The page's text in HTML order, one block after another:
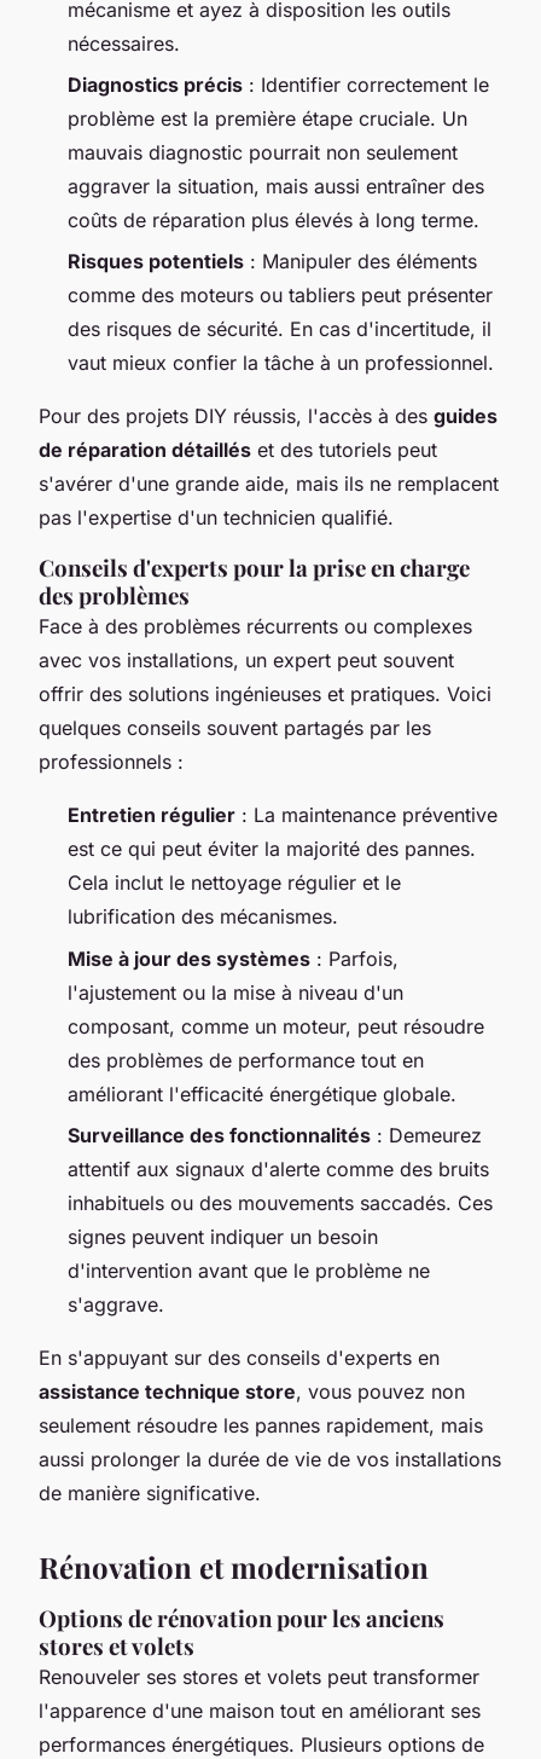
mécanisme et ayez à disposition les outils
nécessaires.
Diagnostics précis : Identifier correctement le
problème est la première étape cruciale. Un
mauvais diagnostic pourrait non seulement
aggraver la situation, mais aussi entraîner des
coûts de réparation plus élevés à long terme.
Risques potentiels : Manipuler des éléments
comme des moteurs ou tabliers peut présenter
des risques de sécurité. En cas d'incertitude, il
vaut mieux confier la tâche à un professionnel.
Pour des projets DIY réussis, l'accès à des guides
de réparation détaillés et des tutoriels peut
s'avérer d'une grande aide, mais ils ne remplacent
pas l'expertise d'un technicien qualifié.
Conseils d'experts pour la prise en charge
des problèmes
Face à des problèmes récurrents ou complexes
avec vos installations, un expert peut souvent
offrir des solutions ingénieuses et pratiques. Voici
quelques conseils souvent partagés par les
professionnels :
Entretien régulier : La maintenance préventive
est ce qui peut éviter la majorité des pannes.
Cela inclut le nettoyage régulier et le
lubrification des mécanismes.
Mise à jour des systèmes : Parfois,
l'ajustement ou la mise à niveau d'un
composant, comme un moteur, peut résoudre
des problèmes de performance tout en
améliorant l'efficacité énergétique globale.
Surveillance des fonctionnalités : Demeurez
attentif aux signaux d'alerte comme des bruits
inhabituels ou des mouvements saccadés. Ces
signes peuvent indiquer un besoin
d'intervention avant que le problème ne
s'aggrave.
En s'appuyant sur des conseils d'experts en
assistance technique store, vous pouvez non
seulement résoudre les pannes rapidement, mais
aussi prolonger la durée de vie de vos installations
de manière significative.
Rénovation et modernisation
Options de rénovation pour les anciens
stores et volets
Renouveler ses stores et volets peut transformer
l'apparence d'une maison tout en améliorant ses
performances énergétiques. Plusieurs options de